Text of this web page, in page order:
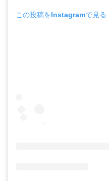
この投稿をInstagramで見る